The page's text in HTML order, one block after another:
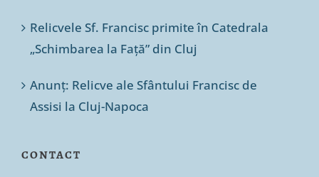
Relicvele Sf. Francisc primite în Catedrala
„Schimbarea la Față” din Cluj
Anunț: Relicve ale Sfântului Francisc de
Assisi la Cluj-Napoca
CONTACT